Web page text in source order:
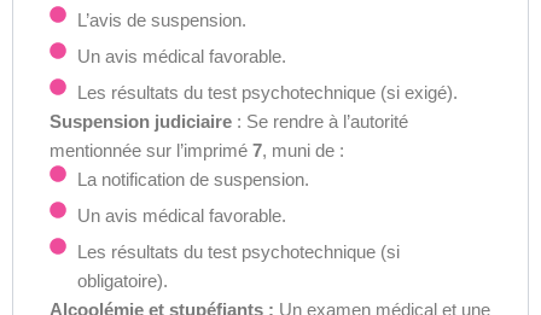
L’avis de suspension.
Un avis médical favorable.
Les résultats du test psychotechnique (si exigé).
Suspension judiciaire : Se rendre à l’autorité
mentionnée sur l’imprimé 7, muni de :
La notification de suspension.
Un avis médical favorable.
Les résultats du test psychotechnique (si
obligatoire).
Alcoolémie et stupéfiants : Un examen médical et une